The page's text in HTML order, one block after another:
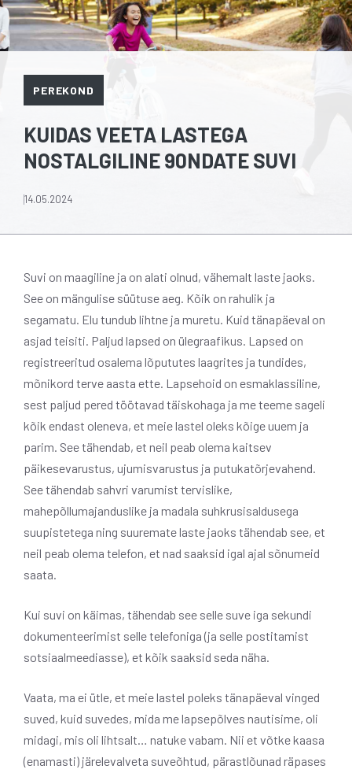
PEREKOND
KUIDAS VEETA LASTEGA
NOSTALGILINE 90NDATE SUVI
14.05.2024
Suvi on maagiline ja on alati olnud, vähemalt laste jaoks.
See on mängulise süütuse aeg. Kõik on rahulik ja
segamatu. Elu tundub lihtne ja muretu. Kuid tänapäeval on
asjad teisiti. Paljud lapsed on ülegraafikus. Lapsed on
registreeritud osalema lõpututes laagrites ja tundides,
mõnikord terve aasta ette. Lapsehoid on esmaklassiline,
sest paljud pered töötavad täiskohaga ja me teeme sageli
kõik endast oleneva, et meie lastel oleks kõige uuem ja
parim. See tähendab, et neil peab olema kaitsev
päikesevarustus, ujumisvarustus ja putukatõrjevahend.
See tähendab sahvri varumist tervislike,
mahepõllumajanduslike ja madala suhkrusisaldusega
suupistetega ning suuremate laste jaoks tähendab see, et
neil peab olema telefon, et nad saaksid igal ajal sõnumeid
saata.
Kui suvi on käimas, tähendab see selle suve iga sekundi
dokumenteerimist selle telefoniga (ja selle postitamist
sotsiaalmeediasse), et kõik saaksid seda näha.
Vaata, ma ei ütle, et meie lastel poleks tänapäeval vinged
suved, kuid suvedes, mida me lapsepõlves nautisime, oli
midagi, mis oli lihtsalt… natuke vabam. Nii et võtke kaasa
(enamasti) järelevalveta suveõhtud, pärastlõunad räpases